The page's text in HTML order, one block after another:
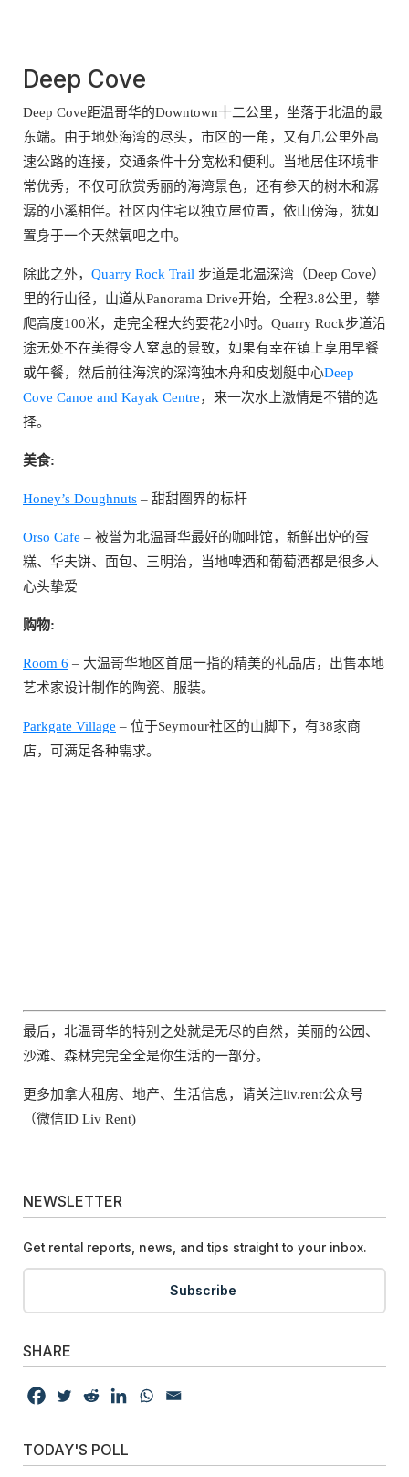
Deep Cove
Deep Cove距温哥华的Downtown十二公里，坐落于北温的最
东端。由于地处海湾的尽头，市区的一角，又有几公里外高
速公路的连接，交通条件十分宽松和便利。当地居住环境非
常优秀，不仅可欣赏秀丽的海湾景色，还有参天的树木和潺
潺的小溪相伴。社区内住宅以独立屋位置，依山傍海，犹如
置身于一个天然氧吧之中。
除此之外， Quarry Rock Trail 步道是北温深湾（Deep Cove）
里的行山径，山道从Panorama Drive开始，全程3.8公里，攀
爬高度100米，走完全程大约要花2小时。Quarry Rock步道沿
途无处不在美得令人窒息的景致，如果有幸在镇上享用早餐
或午餐，然后前往海滨的深湾独木舟和皮划艇中心Deep
Cove Canoe and Kayak Centre，来一次水上激情是不错的选
择。
美食:
Honey’s Doughnuts – 甜甜圈界的标杆
Orso Cafe – 被誉为北温哥华最好的咖啡馆，新鲜出炉的蛋
糕、华夫饼、面包、三明治，当地啤酒和葡萄酒都是很多人
心头挚爱
购物:
Room 6 – 大温哥华地区首屈一指的精美的礼品店，出售本地
艺术家设计制作的陶瓷、服装。
Parkgate Village – 位于Seymour社区的山脚下，有38家商
店，可满足各种需求。
最后，北温哥华的特别之处就是无尽的自然，美丽的公园、
沙滩、森林完完全全是你生活的一部分。
更多加拿大租房、地产、生活信息，请关注liv.rent公众号
（微信ID Liv Rent)
NEWSLETTER
Get rental reports, news, and tips straight to your inbox.
Subscribe
SHARE
TODAY'S POLL